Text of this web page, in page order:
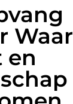
Waar
en